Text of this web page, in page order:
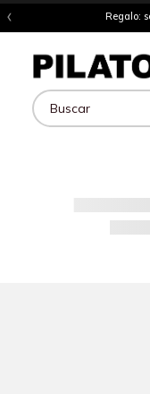
‹ Regalo:
Buscar